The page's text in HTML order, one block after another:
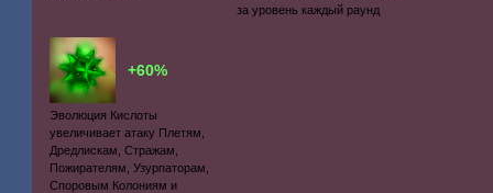
за уровень каждый раунд
+60%
Эволюция Кислоты
увеличивает атаку Плетям,
Дредлискам, Стражам,
Пожирателям, Узурпаторам,
Споровым Колониям и